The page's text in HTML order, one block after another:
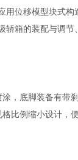
位移模型块式
箱的装配与调
，底脚装备有带
比例缩小设计，便